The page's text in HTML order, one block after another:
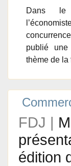
Dans le
publié
thème de la
FDJ |
édition